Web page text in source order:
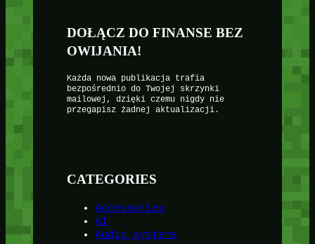
DOŁĄCZ DO FINANSE BEZ
OWIJANIA!
Każda nowa publikacja trafia
bezpośrednio do Twojej skrzynki
mailowej, dzięki czemu nigdy nie
przegapisz żadnej aktualizacji.
CATEGORIES
Accessories
AI
Audio systems